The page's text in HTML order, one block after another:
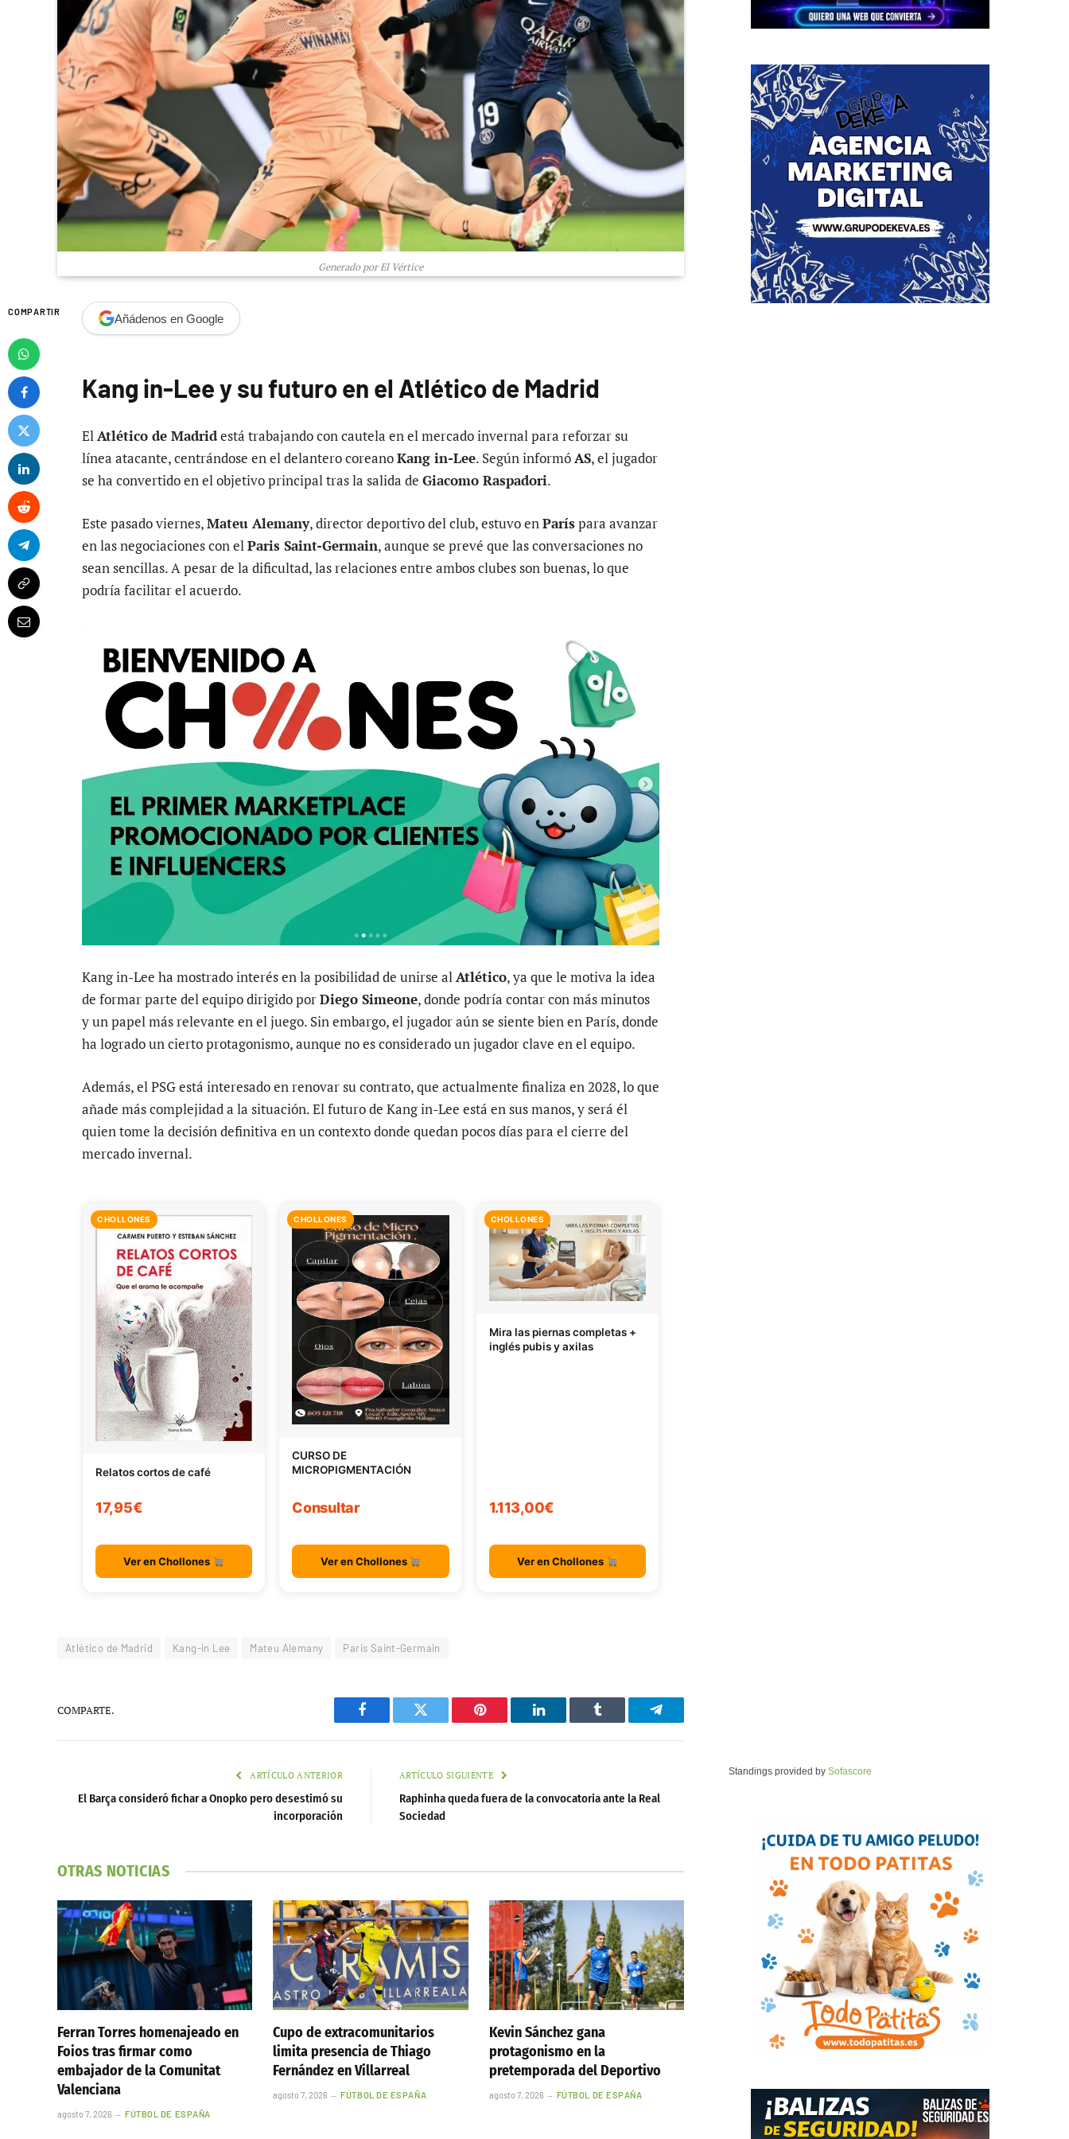
Generado por El Vértice
COMPARTIR Añádenos en Google
Kang in-Lee y su futuro en el Atlético de Madrid
ElAtlético de Madridestá trabajando con cautela en el mercado invernal para reforzar su
línea atacante, centrándose en el delantero coreanoKang in-Lee. Según informóAS, el jugador
se ha convertido en el objetivo principal tras la salida de Giacomo Raspadori.
Este pasado viernes,Mateu Alemany, director deportivo del club, estuvo enParíspara avanzar
en las negociaciones con elParis Saint-Germain, aunque se prevé que las conversaciones no
sean sencillas. A pesar de la dificultad, las relaciones entre ambos clubes son buenas, lo que
podría facilitar el acuerdo.
Kang in-Lee ha mostrado interés en la posibilidad de unirse alAtlético, ya que le motiva la idea
de formar parte del equipo dirigido porDiego Simeone, donde podría contar con más minutos
y un papel más relevante en el juego. Sin embargo, el jugador aún se siente bien en París, donde
ha logrado un cierto protagonismo, aunque no es considerado un jugador clave en el equipo.
Además, el PSG está interesado en renovar su contrato, que actualmente finaliza en 2028, lo que
añade más complejidad a la situación. El futuro de Kang in-Lee está en sus manos, y será él
quien tome la decisión definitiva en un contexto donde quedan pocos días para el cierre del
mercado invernal.
CHOLLONES
Relatos cortos de café
17,95€
Ver en Chollones
CHOLLONES
CURSO DE
MICROPIGMENTACIÓN
Consultar
Ver en Chollones
CHOLLONES
Mira las piernas completas +
inglés pubis y axilas
1.113,00€
Ver en Chollones
Atlético de Madrid Kang-in Lee Mateu Alemany Paris Saint-Germain
COMPARTE.
Facebook Twitter Pinterest LinkedIn Tumblr Telegram
ARTÍCULO ANTERIOR
El Barça consideró fichar a Onopko pero desestimó su
incorporación
ARTÍCULO SIGUIENTE
Raphinha queda fuera de la convocatoria ante la Real
Sociedad
OTRAS NOTICIAS
Ferran Torres homenajeado en
Foios tras firmar como
embajador de la Comunitat
Valenciana
agosto 7, 2026 FÚTBOL DE ESPAÑA
Cupo de extracomunitarios
limita presencia de Thiago
Fernández en Villarreal
agosto 7, 2026 FÚTBOL DE ESPAÑA
Kevin Sánchez gana
protagonismo en la
pretemporada del Deportivo
agosto 7, 2026 FÚTBOL DE ESPAÑA
Standings provided by Sofascore